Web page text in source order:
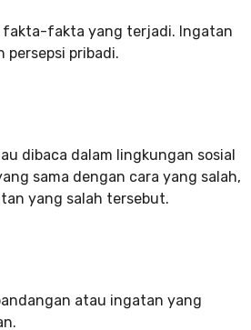
fakta-fakta yang terjadi. Ingatan
persepsi pribadi.
dibaca dalam lingkungan sosial
sama dengan cara yang salah,
yang salah tersebut.
atau ingatan yang